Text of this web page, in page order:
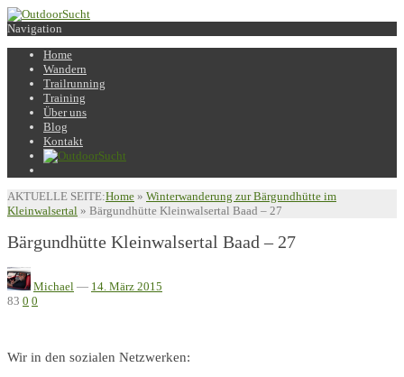
Navigation
Home
Wandern
Trailrunning
Training
Über uns
Blog
Kontakt
AKTUELLE SEITE:Home » Winterwanderung zur Bärgundhütte im
Kleinwalsertal » Bärgundhütte Kleinwalsertal Baad – 27
Bärgundhütte Kleinwalsertal Baad – 27
Michael — 14. März 2015
83 0 0
Wir in den sozialen Netzwerken: